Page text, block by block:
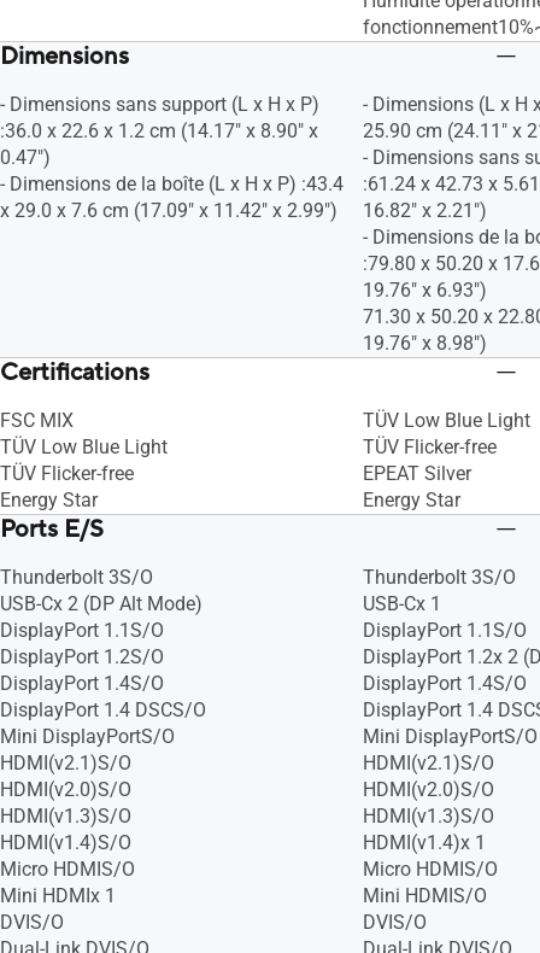
Dimensions
- Dimensions sans support (L x H x P)
:36.0 x 22.6 x 1.2 cm (14.17" x 8.90" x
0.47")
- Dimensions de la boîte (L x H x P) :43.4
x 29.0 x 7.6 cm (17.09" x 11.42" x 2.99")
- Dimensions (L x H
25.90 cm (24.11" x
- Dimensions sans
:61.24 x 42.73 x
16.82" x 2.21")
- Dimensions de la
:79.80 x 50.20 x
19.76" x 6.93")
71.30 x 50.20 x
19.76" x 8.98")
Certifications
FSC MIX
TÜV Low Blue Light
TÜV Flicker-free
Energy Star
TÜV Low Blue Light
TÜV Flicker-free
EPEAT Silver
Energy Star
Ports E/S
Thunderbolt 3S/O
USB-Cx 2 (DP Alt Mode)
DisplayPort 1.1S/O
DisplayPort 1.2S/O
DisplayPort 1.4S/O
DisplayPort 1.4 DSCS/O
Mini DisplayPortS/O
HDMI(v2.1)S/O
HDMI(v2.0)S/O
HDMI(v1.3)S/O
HDMI(v1.4)S/O
Micro HDMIS/O
Mini HDMIx 1
DVIS/O
Thunderbolt 3S/O
USB-Cx 1
DisplayPort 1.1S/O
DisplayPort 1.2x 2
DisplayPort 1.4S/O
DisplayPort 1.4
Mini DisplayPortS/O
HDMI(v2.1)S/O
HDMI(v2.0)S/O
HDMI(v1.3)S/O
HDMI(v1.4)x 1
Micro HDMIS/O
Mini HDMIS/O
DVIS/O